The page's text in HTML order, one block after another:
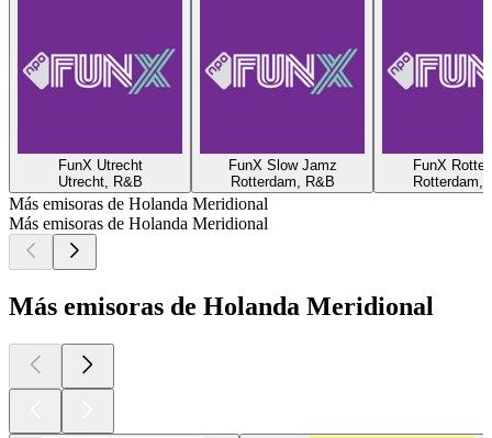
FunX Utrecht
Utrecht, R&B
FunX Slow Jamz
Rotterdam, R&B
FunX
Rotterdam,
Más emisoras de Holanda Meridional
Más emisoras de Holanda Meridional
Más emisoras de Holanda Meridional